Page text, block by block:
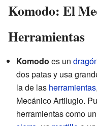
Komodo: El
Herramientas
Komodo es un
dos patas y usa
la de las herramientas
Mecánico Artilugio.
herramientas como un